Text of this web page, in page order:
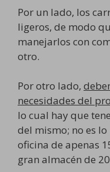
Por un lado, los
ligeros, de modo
manejarlos con
otro.
Por otro lado,
necesidades del
lo cual hay que
del mismo; no es
oficina de apenas
gran almacén de